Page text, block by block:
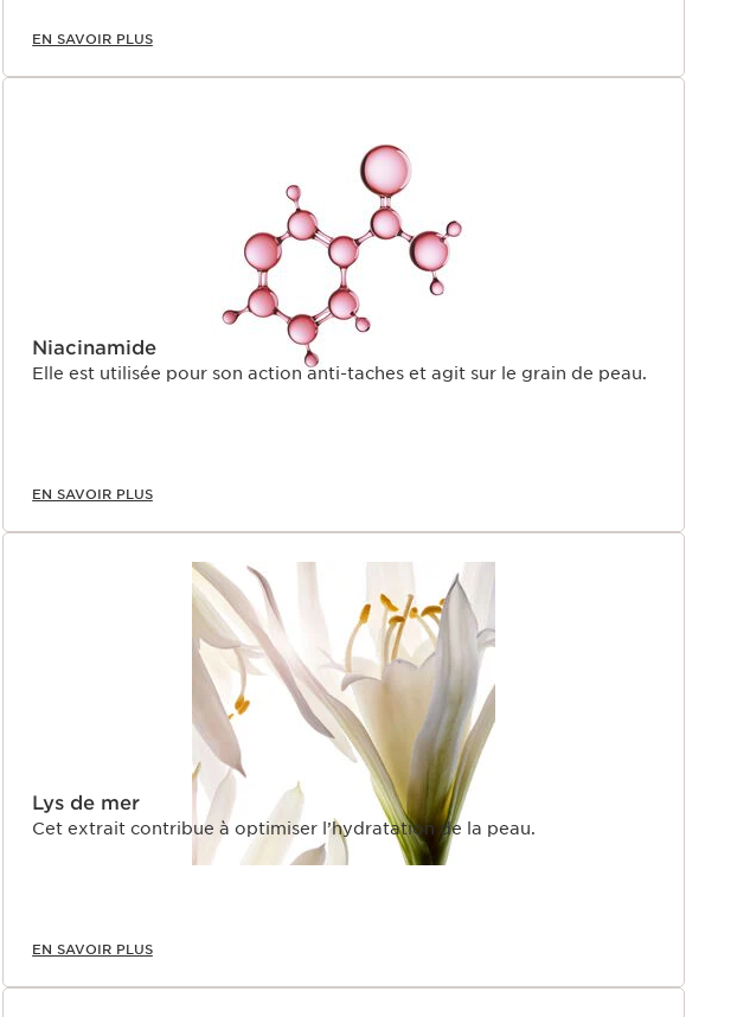
EN SAVOIR PLUS
Niacinamide
Elle est utilisée pour son action anti-taches et agit sur le grain de peau.
EN SAVOIR PLUS
Lys de mer
Cet extrait contribue à optimiser l’hydratation de la peau.
EN SAVOIR PLUS